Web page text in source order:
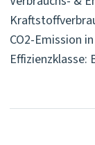
CO2-Emission
Effizienzklasse: